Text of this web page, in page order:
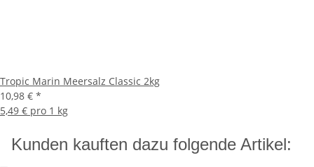
Tropic Marin Meersalz Classic 2kg
10,98 € *
5,49 € pro 1 kg
Kunden kauften dazu folgende Artikel: